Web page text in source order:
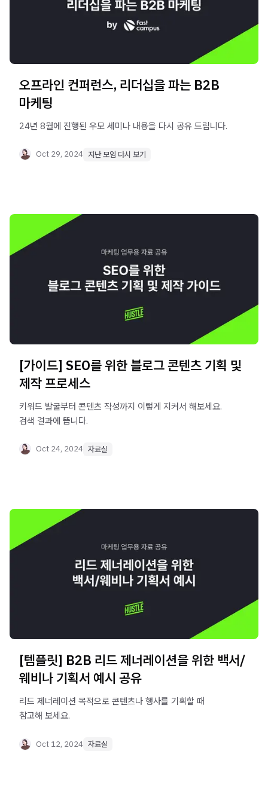
오프라인 컨퍼런스, 리더십을 파는 B2B
마케팅
24년 8월에 진행된 우모 세미나 내용을 다시 공유 드립니다.
Oct 29, 2024 지난 모임 다시 보기
[가이드] SEO를 위한 블로그 콘텐츠 기획 및
제작 프로세스
키워드 발굴부터 콘텐츠 작성까지 이렇게 지켜서 해보세요.
검색 결과에 뜹니다.
Oct 24, 2024 자료실
[템플릿] B2B 리드 제너레이션을 위한 백서/
웨비나 기획서 예시 공유
리드 제너레이션 목적으로 콘텐츠나 행사를 기획할 때
참고해 보세요.
Oct 12, 2024 자료실